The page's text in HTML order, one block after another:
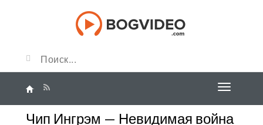
Чип Ингрэм — Невидимая война